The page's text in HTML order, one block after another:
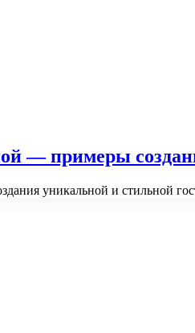
— примеры
уникальной и стильной